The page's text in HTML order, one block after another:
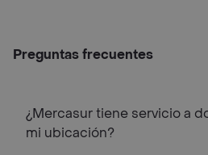
Preguntas frecuentes
¿Mercasur tiene servicio a
mi ubicación?